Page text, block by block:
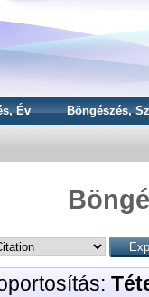
Év Böngészés,